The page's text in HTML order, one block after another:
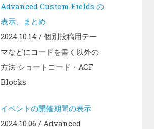
Advanced Custom Fields の
表示、まとめ
2024.10.14 / 個別投稿用テー
マなどにコードを書く以外の
方法 ショートコード・ACF
Blocks
イベントの開催期間の表示
2024.10.06 / Advanced